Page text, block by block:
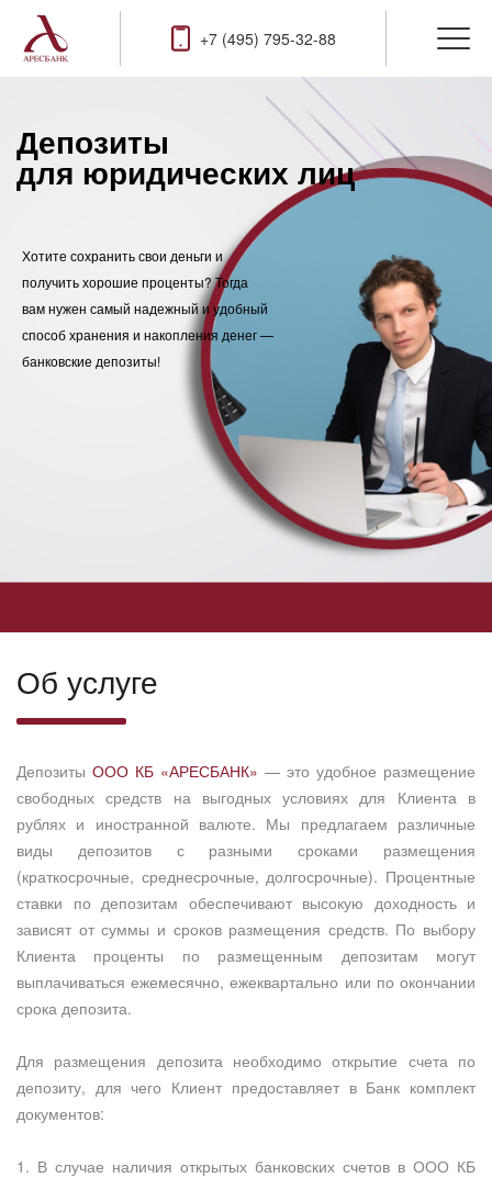
+7 (495) 795-32-88
Депозиты
для юридических лиц
Хотите сохранить свои деньги и
получить хорошие проценты? Тогда
вам нужен самый надежный и удобный
способ хранения и накопления денег —
банковские депозиты!
Об услуге
Депозиты ООО КБ «АРЕСБАНК» — это удобное размещение
свободных средств на выгодных условиях для Клиента в
рублях и иностранной валюте. Мы предлагаем различные
виды депозитов с разными сроками размещения
(краткосрочные, среднесрочные, долгосрочные). Процентные
ставки по депозитам обеспечивают высокую доходность и
зависят от суммы и сроков размещения средств. По выбору
Клиента проценты по размещенным депозитам могут
выплачиваться ежемесячно, ежеквартально или по окончании
срока депозита.
Для размещения депозита необходимо открытие счета по
депозиту, для чего Клиент предоставляет в Банк комплект
документов:
1. В случае наличия открытых банковских счетов в ООО КБ